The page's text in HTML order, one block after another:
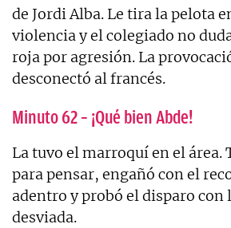
de Jordi Alba. Le tira la pelota
violencia y el colegiado no
roja por agresión. La
desconectó al francés.
Minuto 62 – ¡Qué bien Abde!
La tuvo el marroquí en el área.
para pensar, engañó con el
adentro y probó el disparo con
desviada.